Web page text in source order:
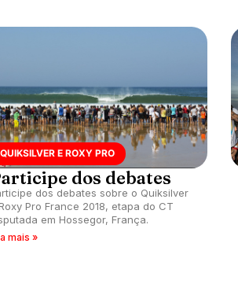
QUIKSILVER E ROXY PRO
dos debates
dos debates sobre o Quiksilver
Pro France 2018, etapa do CT
em Hossegor, França.
mais »